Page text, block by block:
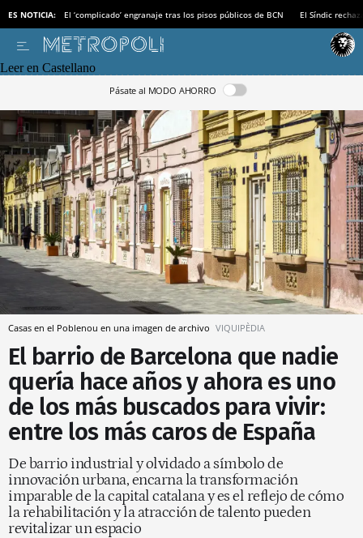
ES NOTICIA: El ‘complicado’ engranaje tras los pisos públicos de BCN El Síndic
Leer en Castellano
Pásate al MODO AHORRO
Casas en el Poblenou en una imagen de archivo VIQUIPÈDIA
El barrio de Barcelona que nadie
quería hace años y ahora es uno
de los más buscados para vivir:
entre los más caros de España
De barrio industrial y olvidado a símbolo de
innovación urbana, encarna la transformación
imparable de la capital catalana y es el reflejo de cómo
la rehabilitación y la atracción de talento pueden
revitalizar un espacio